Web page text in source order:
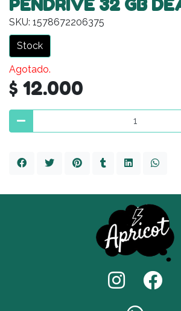
PENDRIVE 32 GB
SKU: 1578672206375
Stock
Agotado.
$ 12.000